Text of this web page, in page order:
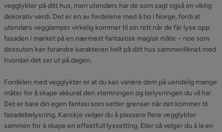
vegglykter på ditt hus, men utendørs har de som sagt også en viktig
dekorativ verdi. Det er en av fordelene med å bo i Norge, fordi at
utendørs vegglamper virkelig kommer til sin rett når de får lyse opp
fasaden i mørket på en nærmest fantastisk magisk måte – noe som
dessuten kan forandre karakteren helt på ditt hus sammenliknet med
hvordan det ser ut på dagen.
Fordelen med vegglykter er at du kan variere dem på uendelig mange
måter for å skape akkurat den stemningen og belysningen du vil ha!
Det er bare din egen fantasi som setter grenser når det kommer til
fasadebelysning. Kanskje velger du å plassere flere vegglykter
sammen for å skape en effektfull lyssetting. Eller så velger du å la en